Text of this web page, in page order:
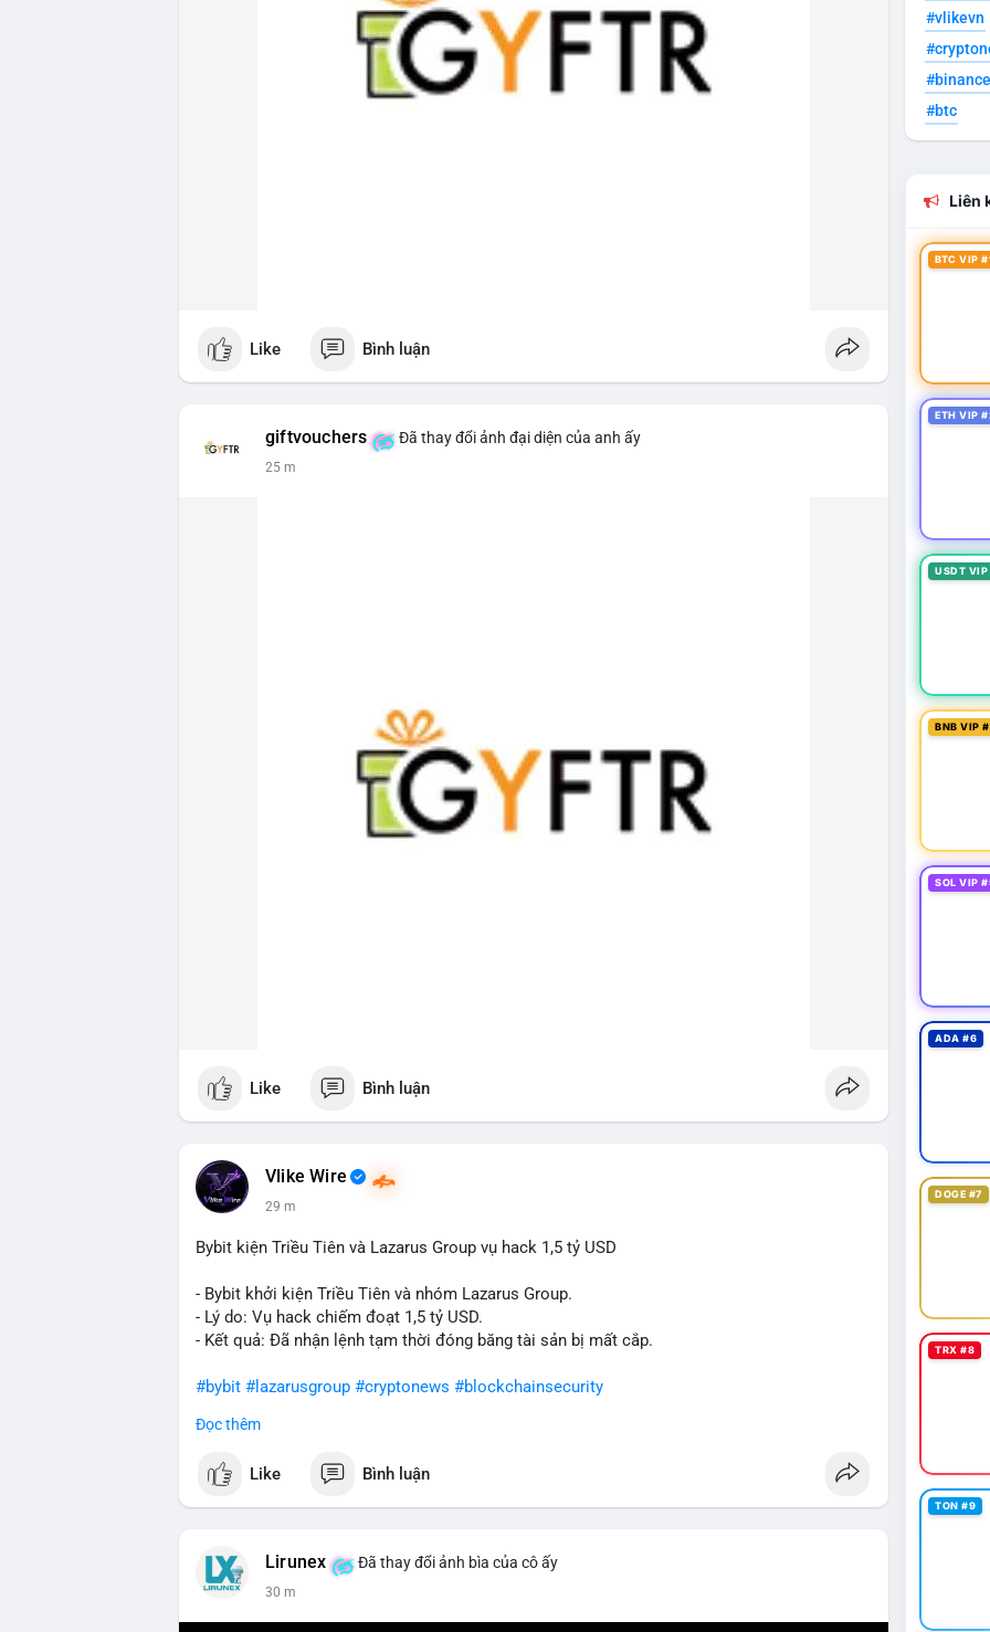
Like Bình luận
giftvouchers Đã thay đổi ảnh đại diện của anh ấy
25 m
Like Bình luận
Vlike Wire
29 m
Bybit kiện Triều Tiên và Lazarus Group vụ hack 1,5 tỷ USD
- Bybit khởi kiện Triều Tiên và nhóm Lazarus Group.
- Lý do: Vụ hack chiếm đoạt 1,5 tỷ USD.
- Kết quả: Đã nhận lệnh tạm thời đóng băng tài sản bị mất cắp.
#bybit #lazarusgroup #cryptonews #blockchainsecurity
$btc $eth
#vlikevn #titanbot
Đọc thêm
Like Bình luận
Lirunex Đã thay đổi ảnh bìa của cô ấy
30 m
#vlikevn
#btc
Liên
BTC VIP
ETH VIP
USDT
BNB VIP
SOL VIP
ADA #6
DOGE #7
TRX #8
TON #9